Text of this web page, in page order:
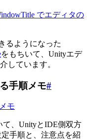
でエディタの
るようになった
をもちいて、Unityエデ
しています。
手順メモ#
モ
て、UnityとIDE側双方
手順と、注意点を紹